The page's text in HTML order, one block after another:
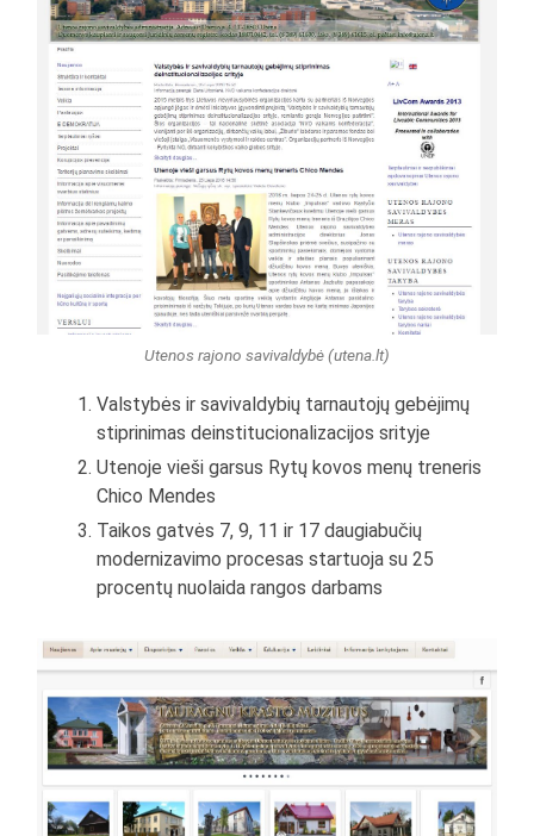
Utenos rajono savivaldybė (utena.lt)
Valstybės ir savivaldybių tarnautojų gebėjimų
stiprinimas deinstitucionalizacijos srityje
Utenoje vieši garsus Rytų kovos menų treneris
Chico Mendes
Taikos gatvės 7, 9, 11 ir 17 daugiabučių
modernizavimo procesas startuoja su 25
procentų nuolaida rangos darbams